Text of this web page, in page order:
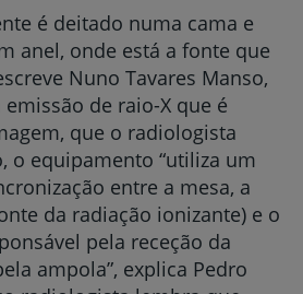
é deitado numa cama e
anel, onde está a fonte que
Nuno Tavares Manso,
emissão de raio-X que é
que o radiologista
o equipamento “utiliza um
entre a mesa, a
da radiação ionizante) e o
pela receção da
ampola”, explica Pedro